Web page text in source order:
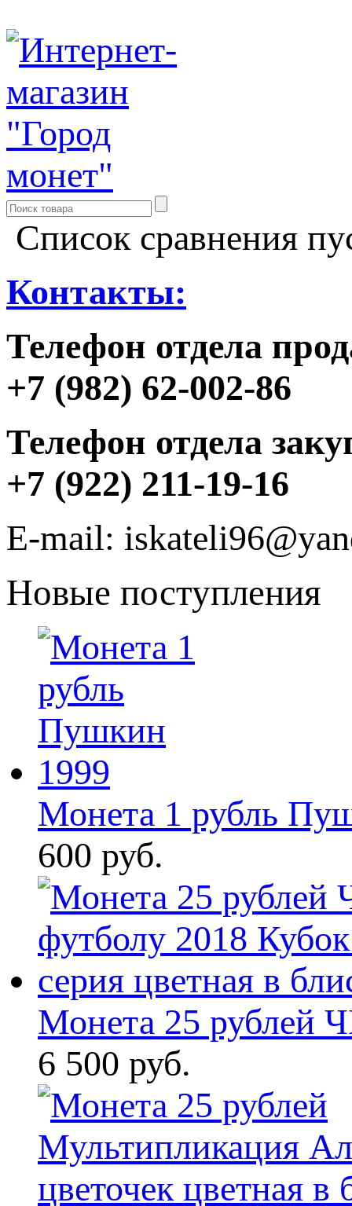
Список сравнения
Контакты:
Телефон отдела
+7 (982) 62-002-86
Телефон отдела
+7 (922) 211-19-16
E-mail:
Новые поступления
Монета 1 рубль
600 руб.
Монета 25 рублей
6 500 руб.